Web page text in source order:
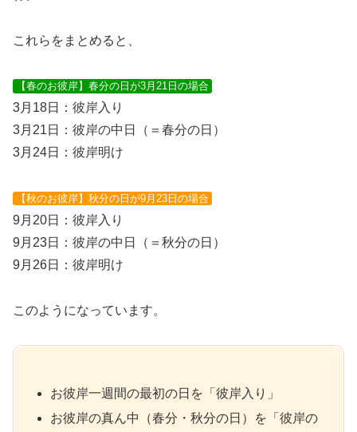
これらをまとめると、
【春のお彼岸】春分の日が3月21日の場合
3月18日：彼岸入り
3月21日：彼岸の中日（＝春分の日）
3月24日：彼岸明け
【秋のお彼岸】秋分の日が9月23日の場合
9月20日：彼岸入り
9月23日：彼岸の中日（＝秋分の日）
9月26日：彼岸明け
このようになっています。
お彼岸一週間の最初の日を「彼岸入り」
お彼岸の真ん中（春分・秋分の日）を「彼岸の